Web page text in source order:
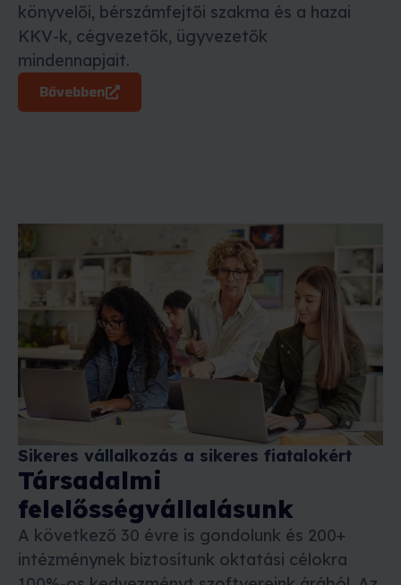
könyvelői, bérszámfejtői szakma és a hazai
KKV-k, cégvezetők, ügyvezetők
mindennapjait.
Bővebben
Sikeres vállalkozás a sikeres fiatalokért
Társadalmi
felelősségvállalásunk
A következő 30 évre is gondolunk és 200+
intézménynek biztosítunk oktatási célokra